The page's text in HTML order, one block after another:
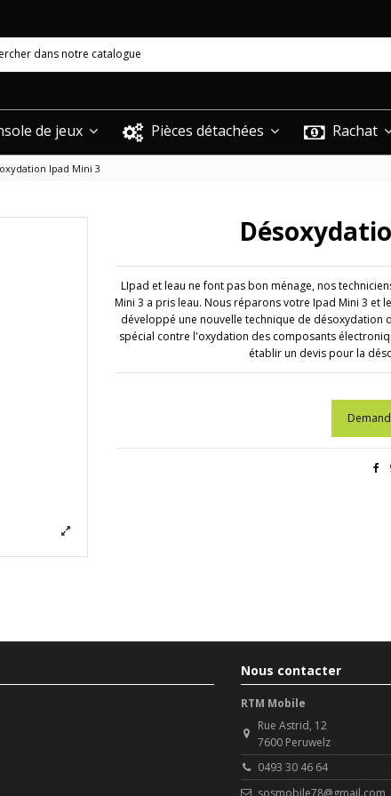
de jeux Pièces détachées Rachat
Ipad Mini 3
LIpad et leau ne font pas bon ménage, nos
Mini 3 a pris leau. Nous réparons votre Ipad Mini 3 et
développé une nouvelle technique de désoxydation
spécial contre l'oxydation des composants
établir un devis pour la
Nous contacter
RTM Mobile
Rue Astrid, 12
7600 Peruwelz
0493 30 46 64
sosmobile78@gmail.com